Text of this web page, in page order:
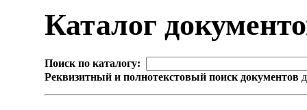
Каталог
Поиск по каталогу:
Реквизитный и полнотекстовый поиск документов